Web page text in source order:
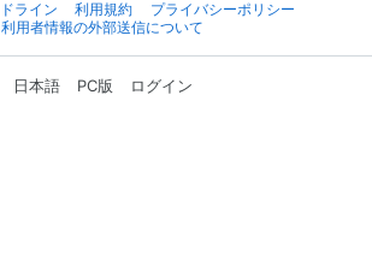
ライン 利用規約
プライバシーポリシー
利用者情報の外部送信について
日本語 PC版 ログイン